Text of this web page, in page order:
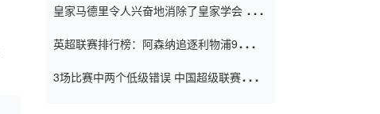
皇家马德里令人兴奋地消除了皇家学会 安
英超联赛排行榜：阿森纳追逐利物浦9分 曼
3场比赛中两个低级错误 中国超级联赛的前